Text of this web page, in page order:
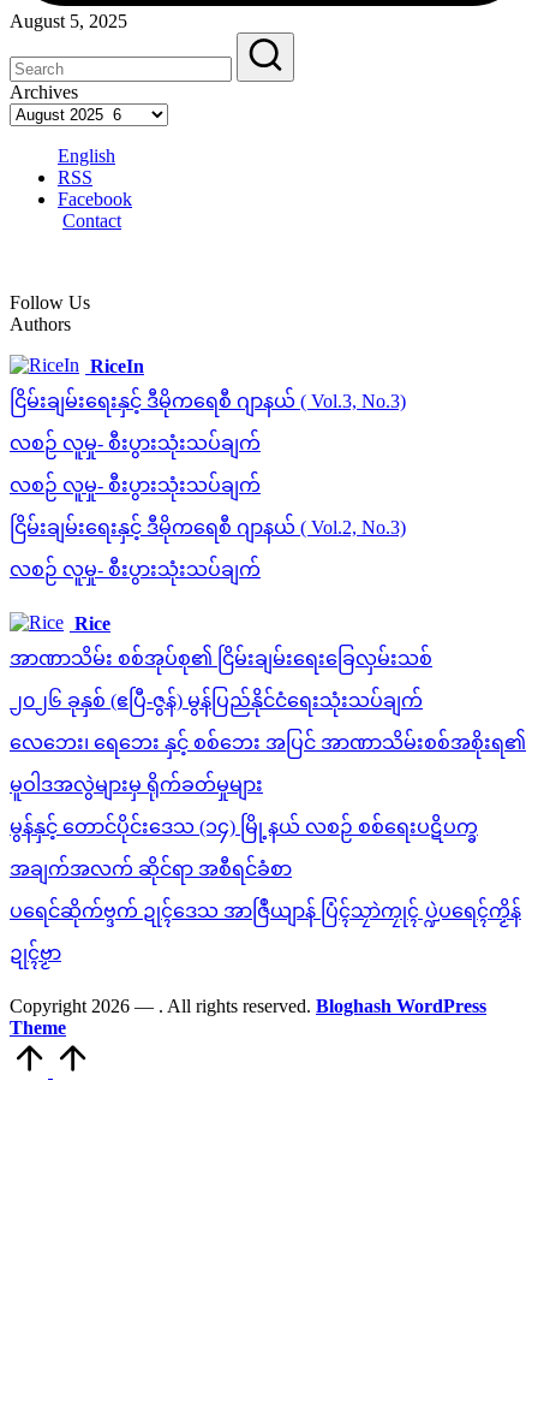
August 5, 2025
Archives
English
RSS
Facebook
Contact
Follow Us
Authors
RiceIn
ငြိမ်းချမ်းရေးနှင့် ဒီမိုကရေစီ ဂျာနယ် ( Vol.3, No.3)
လစဉ် လူမှု- စီးပွားသုံးသပ်ချက်
လစဉ် လူမှု- စီးပွားသုံးသပ်ချက်
ငြိမ်းချမ်းရေးနှင့် ဒီမိုကရေစီ ဂျာနယ် ( Vol.2, No.3)
လစဉ် လူမှု- စီးပွားသုံးသပ်ချက်
Rice
အာဏာသိမ်း စစ်အုပ်စု၏ ငြိမ်းချမ်းရေးခြေလှမ်းသစ်
၂၀၂၆ ခုနှစ် (ဧပြီ-ဇွန်) မွန်ပြည်နိုင်ငံရေးသုံးသပ်ချက်
လေဘေး၊ ရေဘေး နှင့် စစ်ဘေး အပြင် အာဏာသိမ်းစစ်အစိုးရ၏
မူဝါဒအလွဲများမှ ရိုက်ခတ်မှုများ
မွန်နှင့် တောင်ပိုင်းဒေသ (၁၄) မြို့နယ် လစဉ် စစ်ရေးပဋိပက္ခ
အချက်အလက် ဆိုင်ရာ အစီရင်ခံစာ
ပရေင်ဆိုက်ဗ္ဒက် ဍုၚ်ဒေသ အာဇြဳယျာန် ပြံၚ်သၠာဲကၠုၚ် ပ္ဍဲပရေၚ်ကၟိန်
ဍုၚ်ဗၟာ
Copyright 2026 — . All rights reserved. Bloghash WordPress
Theme